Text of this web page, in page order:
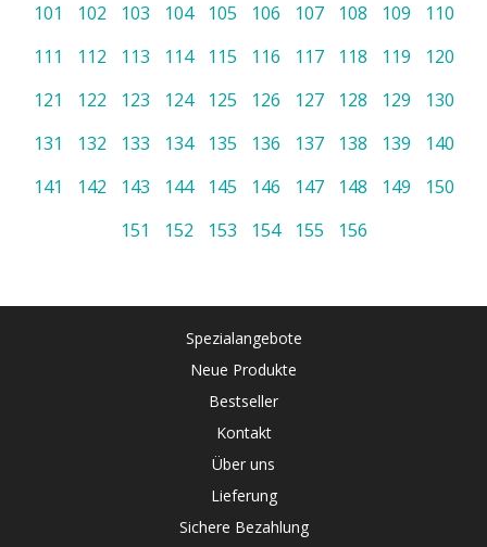
101
102 103 104 105 106 107 108 109
110
111
112 113 114 115 116 117 118 119
120
121
122 123 124 125 126 127 128 129
130
131
132 133 134 135 136 137 138 139
140
141
142 143 144 145 146 147 148 149
150
151
152 153 154 155 156
Spezialangebote
Neue Produkte
Bestseller
Kontakt
Über uns
Lieferung
Sichere Bezahlung